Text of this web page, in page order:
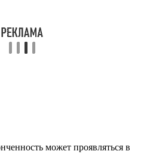
может проявляться в